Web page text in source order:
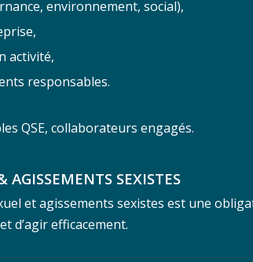
environnement, social),
activité,
responsables.
QSE, collaborateurs engagés.
AGISSEMENTS SEXISTES
et agissements sexistes est une
d’agir efficacement.